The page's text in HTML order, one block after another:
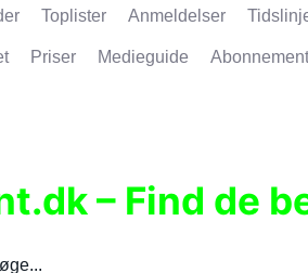
Toplister Anmeldelser
Priser Medieguide
– Find de